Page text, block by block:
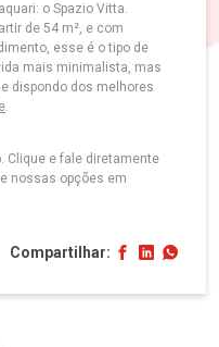
o Spazio Vitta.
de 54 m², e com
esse é o tipo de
mais minimalista, mas
dispondo dos melhores
.
Clique e fale diretamente
nossas opções em
Compartilhar: